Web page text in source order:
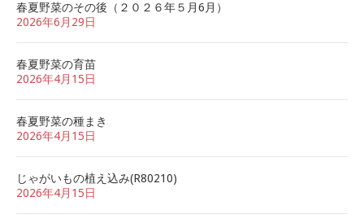
春夏野菜のその後（２０２６年５月6月）
2026年6月29日
春夏野菜の育苗
2026年4月15日
春夏野菜の種まき
2026年4月15日
じゃがいもの植え込み(R80210)
2026年4月15日